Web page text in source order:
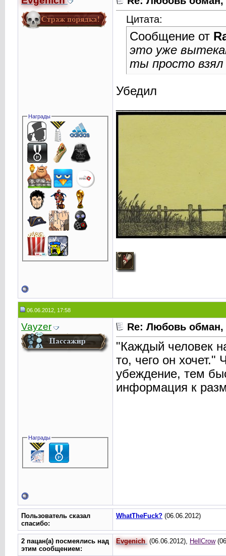
Награды
Цитата:
Сообщение от
это уже
ты просто
Убедил
06.06.2012, 17:58
Vayzer
Награды
Re: Любовь обман,
"Каждый человек
то, чего он
убеждение, тем
информация к
Пользователь сказал
cпасибо:
WhatTheFuck?(06.06.2012)
2 пацан(а) посмеялись над
этим сообщением:
Evgenich (06.06.2012), HellCrow